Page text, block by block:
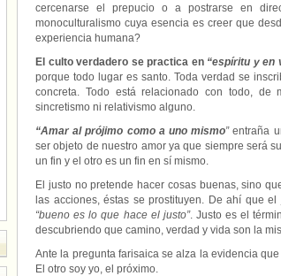
cercenarse el prepucio o a postrarse en
monoculturalismo cuya esencia es creer que
experiencia humana?
El culto verdadero se practica en “espíritu y en
porque todo lugar es santo. Toda verdad se
concreta. Todo está relacionado con todo, de
sincretismo ni relativismo alguno.
“Amar al prójimo como a uno mismo”entraña
ser objeto de nuestro amor ya que siempre será
un fin y el otro es un fin en sí mismo.
El justo no pretende hacer cosas buenas, sino
las acciones, éstas se prostituyen. De ahí que
“bueno es lo que hace el justo”. Justo es el
descubriendo que camino, verdad y vida son la
Ante la pregunta farisaica se alza la evidencia
El otro soy yo, el próximo.